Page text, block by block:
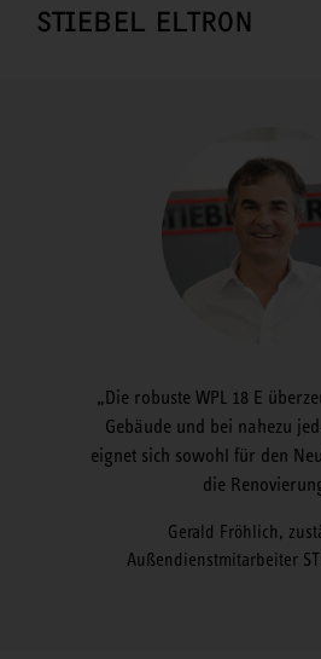
STIEBEL ELTRON
Die robuste WPL 18 E
Gebäude und bei nahezu
eignet sich sowohl für den
die
Gerald Fröhlich,
Außendienstmitarbeiter